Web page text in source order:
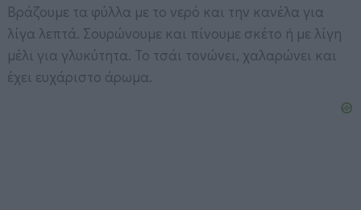
Βράζουμε τα φύλλα με το νερό και την κανέλα για
λίγα λεπτά. Σουρώνουμε και πίνουμε σκέτο ή με λίγη
μέλι για γλυκύτητα. Το τσάι τονώνει, χαλαρώνει και
έχει ευχάριστο άρωμα.